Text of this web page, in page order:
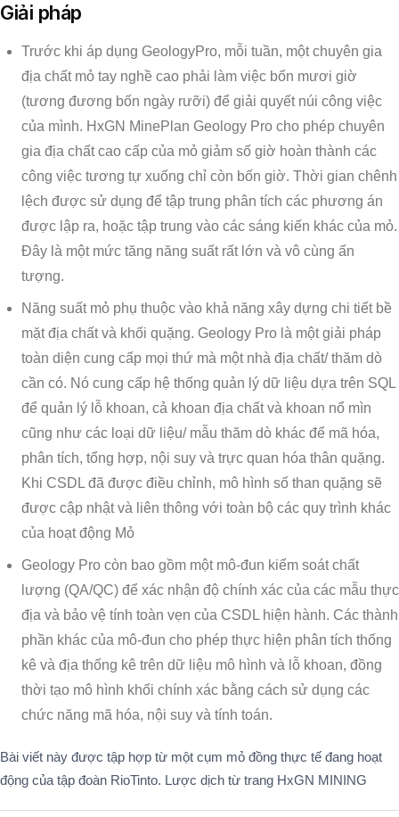
Giải pháp
Trước khi áp dụng GeologyPro, mỗi tuần, một chuyên gia
địa chất mỏ tay nghề cao phải làm việc bốn mươi giờ
(tương đương bốn ngày rưỡi) để giải quyết núi công việc
của mình. HxGN MinePlan Geology Pro cho phép chuyên
gia địa chất cao cấp của mỏ giảm số giờ hoàn thành các
công việc tương tự xuống chỉ còn bốn giờ. Thời gian chênh
lệch được sử dụng để tập trung phân tích các phương án
được lập ra, hoặc tập trung vào các sáng kiến khác của mỏ.
Đây là một mức tăng năng suất rất lớn và vô cùng ấn
tượng.
Năng suất mỏ phụ thuộc vào khả năng xây dựng chi tiết bề
mặt địa chất và khối quặng. Geology Pro là một giải pháp
toàn diện cung cấp mọi thứ mà một nhà địa chất/ thăm dò
cần có. Nó cung cấp hệ thống quản lý dữ liệu dựa trên SQL
để quản lý lỗ khoan, cả khoan địa chất và khoan nổ mìn
cũng như các loại dữ liệu/ mẫu thăm dò khác để mã hóa,
phân tích, tổng hợp, nội suy và trực quan hóa thân quặng.
Khi CSDL đã được điều chỉnh, mô hình số than quặng sẽ
được cập nhật và liên thông với toàn bộ các quy trình khác
của hoạt động Mỏ
Geology Pro còn bao gồm một mô-đun kiểm soát chất
lượng (QA/QC) để xác nhận độ chính xác của các mẫu thực
địa và bảo vệ tính toàn vẹn của CSDL hiện hành. Các thành
phần khác của mô-đun cho phép thực hiện phân tích thống
kê và địa thống kê trên dữ liệu mô hình và lỗ khoan, đồng
thời tạo mô hình khối chính xác bằng cách sử dụng các
chức năng mã hóa, nội suy và tính toán.
Bài viết này được tập hợp từ một cụm mỏ đồng thực tế đang hoạt
động của tập đoàn RioTinto. Lược dịch từ trang HxGN MINING